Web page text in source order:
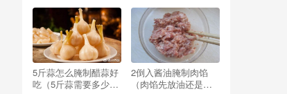
5斤蒜怎么腌制醋蒜好
吃（5斤蒜需要多少糖
2倒入酱油腌制肉馅
（肉馅先放油还是先